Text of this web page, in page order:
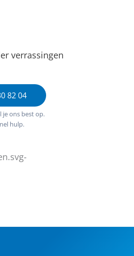
verrassingen
82 04
je ons best op.
hulp.